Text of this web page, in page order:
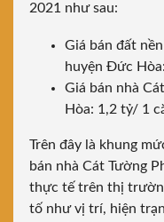
2021 như sau:
Giá bán đất
huyện Đức
Giá bán nhà
Hòa: 1,2 tỷ/ 1
Trên đây là khung
bán nhà Cát Tường
thực tế trên thị
tố như vị trí, hiện